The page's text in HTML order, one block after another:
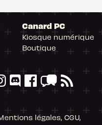
Canard PC
Kiosque numérique
Boutique
légales, CGU,
ne partage avec personne
aux cookies nécessaires